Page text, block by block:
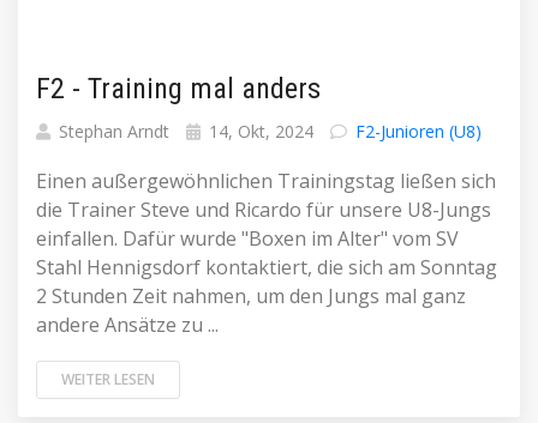
F2 - Training mal anders
Stephan Arndt 14, Okt, 2024 F2-Junioren (U8)
Einen außergewöhnlichen Trainingstag ließen sich
die Trainer Steve und Ricardo für unsere U8-Jungs
einfallen. Dafür wurde "Boxen im Alter" vom SV
Stahl Hennigsdorf kontaktiert, die sich am Sonntag
2 Stunden Zeit nahmen, um den Jungs mal ganz
andere Ansätze zu ...
WEITER LESEN